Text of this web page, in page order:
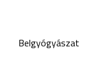
Belgyógyászat